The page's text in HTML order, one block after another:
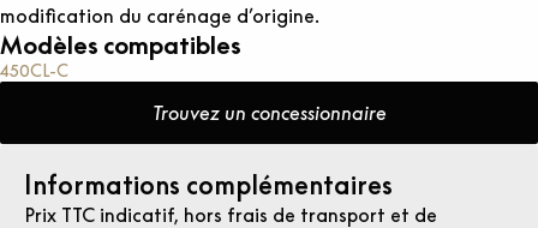
modification du carénage d’origine.
Modèles compatibles
450CL-C
Trouvez un concessionnaire
Informations complémentaires
Prix TTC indicatif, hors frais de transport et de